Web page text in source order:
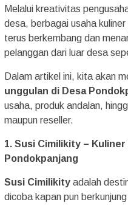
Melalui kreativitas
desa, berbagai usaha
terus berkembang dan
pelanggan dari luar desa
Dalam artikel ini, kita akan
unggulan di Desa
usaha, produk andalan,
maupun reseller.
1. Susi Cimilikity –
Pondokpanjang
Susi Cimilikity adalah
dicoba kapan pun